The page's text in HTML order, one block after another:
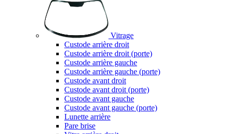
Vitrage
Custode arrière droit
Custode arrière droit (porte)
Custode arrière gauche
Custode arrière gauche (porte)
Custode avant droit
Custode avant droit (porte)
Custode avant gauche
Custode avant gauche (porte)
Lunette arrière
Pare brise